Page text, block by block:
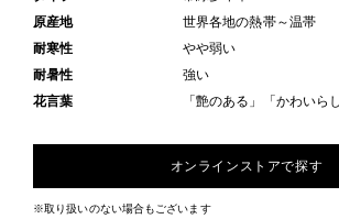
原産地
世界各地の熱帯～温帯
耐寒性
やや弱い
耐暑性
強い
花言葉
「艶のある」「かわいら
オンラインストアで探す
※取り扱いのない場合もございます